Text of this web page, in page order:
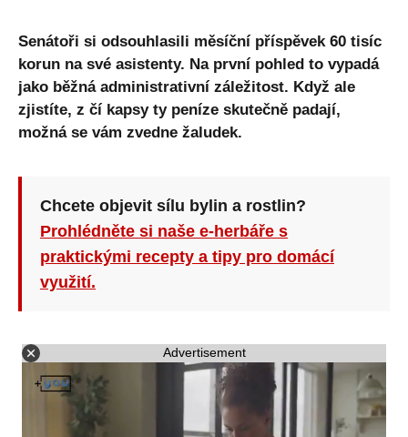
Senátoři si odsouhlasili měsíční příspěvek 60 tisíc
korun na své asistenty. Na první pohled to vypadá
jako běžná administrativní záležitost. Když ale
zjistíte, z čí kapsy ty peníze skutečně padají,
možná se vám zvedne žaludek.
Chcete objevit sílu bylin a rostlin?
Prohlédněte si naše e-herbáře s
praktickými recepty a tipy pro domácí
využití.
Advertisement